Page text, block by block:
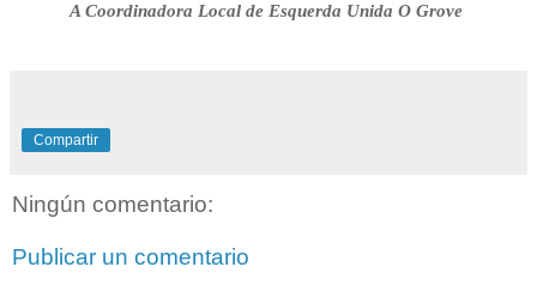
A Coordinadora Local de Esquerda Unida O Grove
Compartir
Ningún comentario:
Publicar un comentario